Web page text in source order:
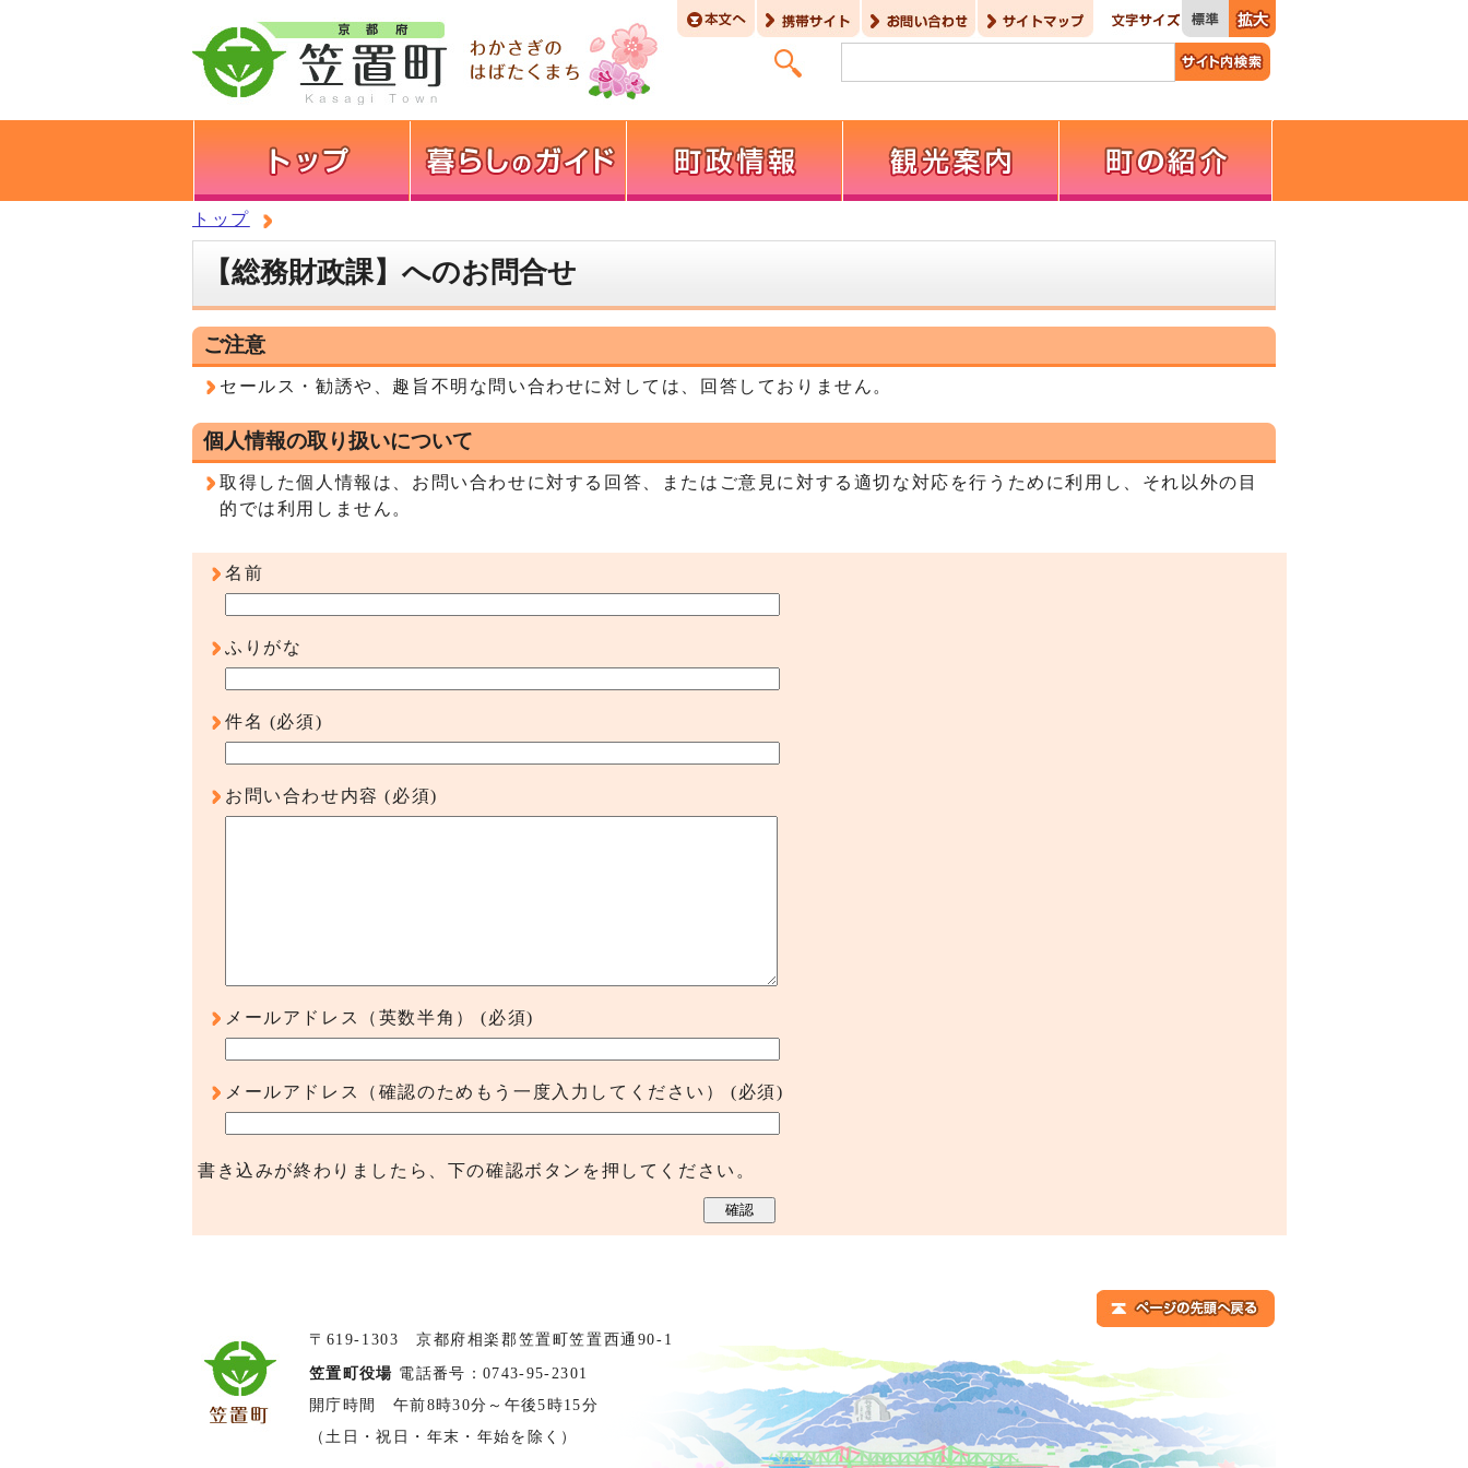
トップ
【総務財政課】へのお問合せ
ご注意
セールス・勧誘や、趣旨不明な問い合わせに対しては、回答しておりません。
個人情報の取り扱いについて
取得した個人情報は、お問い合わせに対する回答、またはご意見に対する適切な対応を行うために利用し、それ以外の目
的では利用しません。
名前
ふりがな
件名 (必須)
お問い合わせ内容 (必須)
メールアドレス（英数半角） (必須)
メールアドレス（確認のためもう一度入力してください） (必須)
書き込みが終わりましたら、下の確認ボタンを押してください。
〒619-1303 京都府相楽郡笠置町笠置西通90-1
笠置町役場 電話番号：0743-95-2301
開庁時間 午前8時30分～午後5時15分
（土日・祝日・年末・年始を除く）